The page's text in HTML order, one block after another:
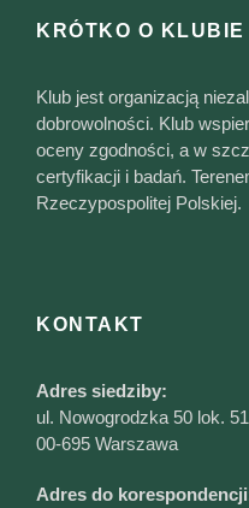
KRÓTKO O KLUBIE
Klub jest organizacją
dobrowolności. Klub
oceny zgodności, a w
certyfikacji i badań.
Rzeczypospolitej Polskiej.
KONTAKT
Adres siedziby:
ul. Nowogrodzka 50 lok.
00-695 Warszawa
Adres do